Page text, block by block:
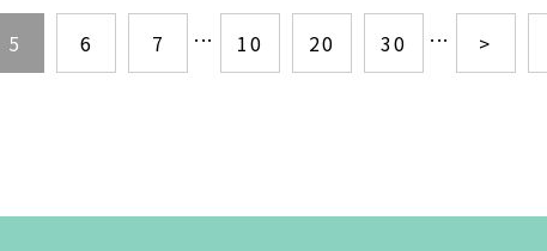
5 6 7 ... 10 20 30 ... >